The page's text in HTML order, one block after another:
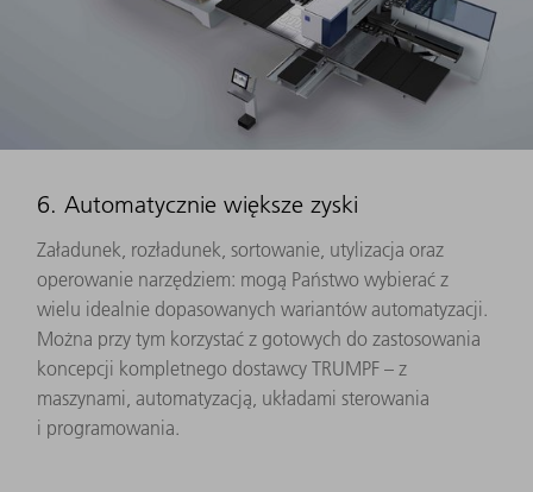
6. Automatycznie większe zyski
Załadunek, rozładunek, sortowanie, utylizacja oraz
operowanie narzędziem: mogą Państwo wybierać z
wielu idealnie dopasowanych wariantów automatyzacji.
Można przy tym korzystać z gotowych do zastosowania
koncepcji kompletnego dostawcy TRUMPF – z
maszynami, automatyzacją, układami sterowania
i programowania.